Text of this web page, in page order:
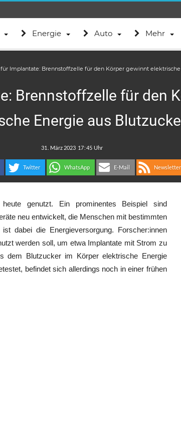
Energie Auto Mehr
Implantate: Brennstoffzelle für den Körper gewinnt
Brennstoffzelle für den
Energie aus
:
Twitter WhatsApp E-Mail Newsletter
genutzt. Ein prominentes Beispiel sind
neu entwickelt, die Menschen mit bestimmten
dabei die Energieversorgung. Forscher:innen
werden soll, um etwa Implantate mit Strom zu
dem Blutzucker im Körper elektrische Energie
befindet sich allerdings noch in einer frühen